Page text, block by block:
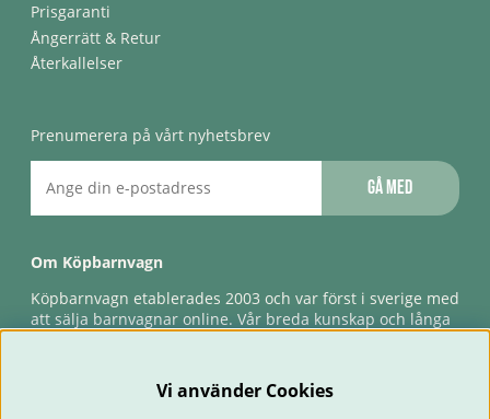
Prisgaranti
Ångerrätt & Retur
Återkallelser
Prenumerera på vårt nyhetsbrev
Gå med
Om Köpbarnvagn
Köpbarnvagn etablerades 2003 och var först i sverige med
att sälja barnvagnar online. Vår breda kunskap och långa
förlossningsgaranti & förlängd ångerrätt.
Vi använder Cookies